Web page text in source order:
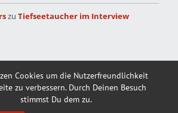
Cookies um die Nutzerfreundlichkeit
zu verbessern. Durch Deinen Besuch
stimmst Du dem zu.
zu Tiefseetaucher im Interview